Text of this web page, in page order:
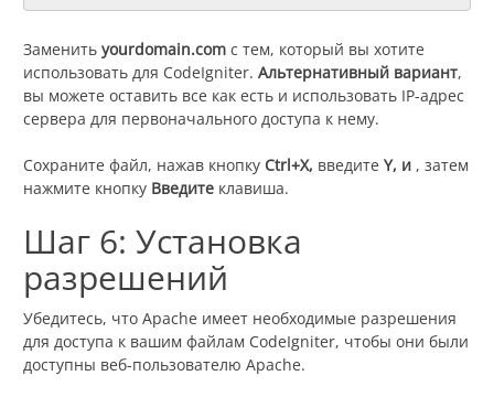
Заменить yourdomain.com с тем, который вы хотите
использовать для CodeIgniter. Альтернативный вариант,
вы можете оставить все как есть и использовать IP-адрес
сервера для первоначального доступа к нему.
Сохраните файл, нажав кнопку Ctrl+X, введите Y, и , затем
нажмите кнопку Введите клавиша.
Шаг 6: Установка
разрешений
Убедитесь, что Apache имеет необходимые разрешения
для доступа к вашим файлам CodeIgniter, чтобы они были
доступны веб-пользователю Apache.